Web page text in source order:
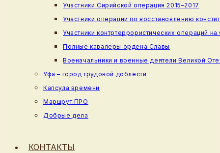
Участники Сирийской операция 2015–2017
Участники операции по восстановлению
Участники контртеррористических операций
Полные кавалеры ордена Славы
Военачальники и военные деятели Великой
Уфа – город трудовой доблести
Капсула времени
Маршрут.ПРО
Добрые дела
КОНТАКТЫ